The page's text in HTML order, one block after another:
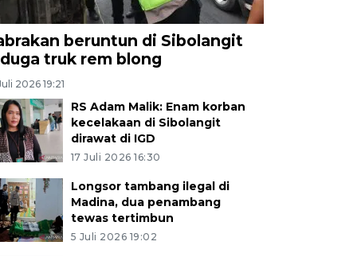
beruntun di Sibolangit
truk rem blong
2026 19:21
RS Adam Malik: Enam korban
kecelakaan di Sibolangit
dirawat di IGD
17 Juli 2026 16:30
Longsor tambang ilegal di
Madina, dua penambang
tewas tertimbun
5 Juli 2026 19:02